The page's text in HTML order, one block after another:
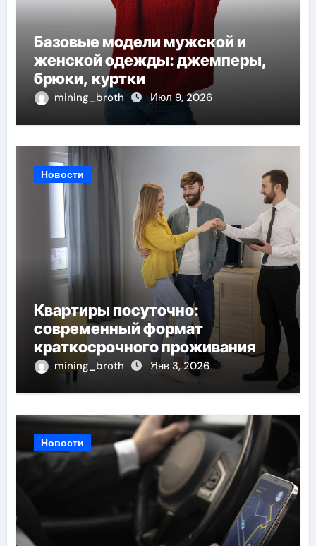
Базовые модели мужской и
женской одежды: джемперы,
брюки, куртки
mining_broth Июл 9, 2026
Новости
Квартиры посуточно:
современный формат
краткосрочного проживания
mining_broth Янв 3, 2026
Новости